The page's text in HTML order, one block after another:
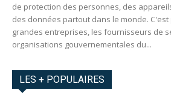
de protection des personnes, des
des données partout dans le monde.
grandes entreprises, les fournisseurs de
organisations gouvernementales du...
LES + POPULAIRES